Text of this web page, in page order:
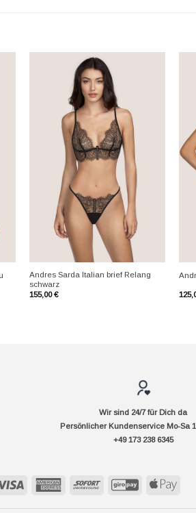
Andres Sarda Italian brief Relang
schwarz
155,00€
Wir sind 24/7 für Dich da
Persönlicher Kundenservice Mo-Sa
+49 173 238 6345
Visa
AmericanSofort GiroPay Apple